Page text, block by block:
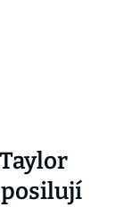
posilují